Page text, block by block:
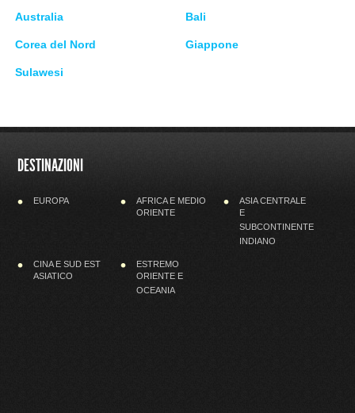
Australia Bali
Corea del Nord Giappone
Sulawesi
DESTINAZIONI
EUROPA AFRICA E MEDIO
ORIENTE
ASIA CENTRALE
E
SUBCONTINENTE
INDIANO
CINA E SUD EST
ASIATICO
ESTREMO
ORIENTE E
OCEANIA